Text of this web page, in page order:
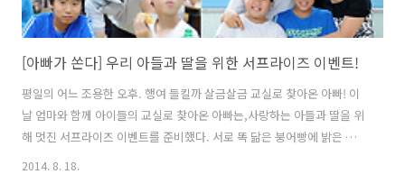
[아빠가 쏜다] 우리 아들과 딸을 위한 서프라이즈 이벤트!
평일의 어느 조용한 오후. 행여 들킬까 살금살금 교실로 찾아온 아빠! 이
날 엄마와 함께 아이들의 교실로 찾아온 아빠는,사랑하는 아들과 딸을 위
해 멋진 서프라이즈 이벤트를 준비했다. 서로 똑 닮은 붕어빵에 밝은 미
소가 너무나 매력적인 네 가족의 이야기! 이 세상에서 제일 사랑하는 아
2014. 8. 18.